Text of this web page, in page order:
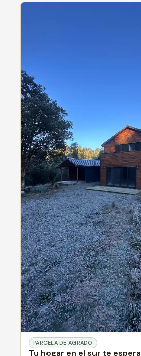
PARCELA DE AGRADO
Tu hogar en el sur te espera